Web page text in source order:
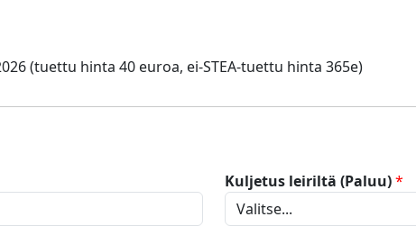
(tuettu hinta 40 euroa, ei-STEA-tuettu hinta 365e)
Kuljetus leiriltä (Paluu)*